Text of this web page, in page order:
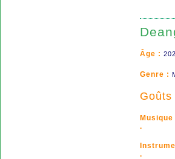
Âge :
Genre :
Goûts
Musique
.
.